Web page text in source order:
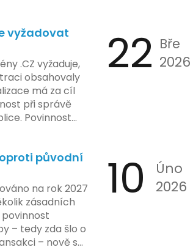
vyžadovat
.CZ vyžaduje,
obsahovaly
má za cíl
při správě
Povinnost
jejich údajů.
22 Bře
2026
oproti původní
na rok 2027
zásadních
povinnost
– tedy zda šlo o
– nově se
10
Úno
2026